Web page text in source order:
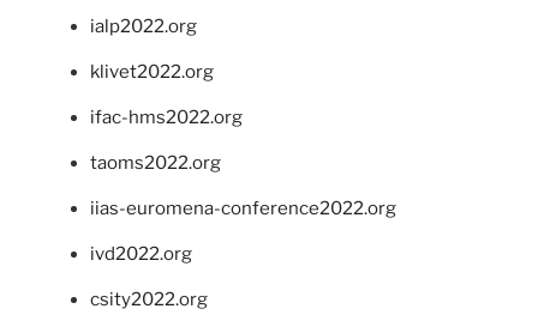
ialp2022.org
klivet2022.org
ifac-hms2022.org
taoms2022.org
iias-euromena-conference2022.org
ivd2022.org
csity2022.org